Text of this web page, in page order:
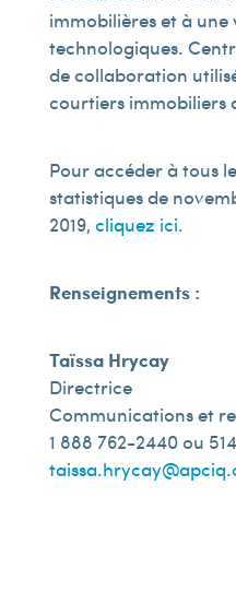
immobilières et à une
technologiques.
de collaboration
courtiers immobiliers
Pour accéder à tous
statistiques de
2019, cliquez ici.
Renseignements :
Taïssa Hrycay
Directrice
Communications et
1 888 762-2440 ou